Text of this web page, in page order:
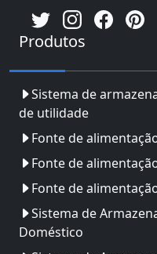
Produtos
Sistema de
de utilidade
Fonte de
Fonte de
Fonte de
Sistema de
Doméstico